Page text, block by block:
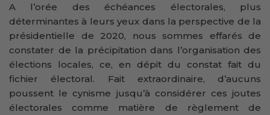
A l’orée des échéances électorales, plus
déterminantes à leurs yeux dans la perspective de la
présidentielle de 2020, nous sommes effarés de
constater de la précipitation dans l’organisation des
élections locales, ce, en dépit du constat fait du
fichier électoral. Fait extraordinaire, d’aucuns
poussent le cynisme jusqu’à considérer ces joutes
électorales comme matière de règlement de